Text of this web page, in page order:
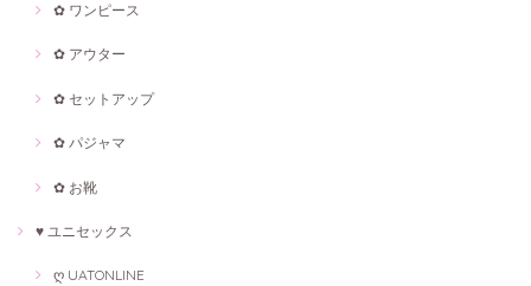
✿ ワンピース
✿ アウター
✿ セットアップ
✿ パジャマ
✿ お靴
♥ ユニセックス
ღ UATONLINE